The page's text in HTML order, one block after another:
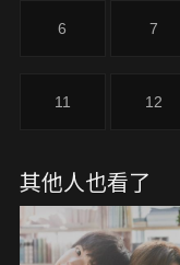
6 7
11 12
其他人也看了